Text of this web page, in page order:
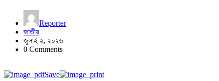
Reporter
জাতীয়
জুলাই ২, ২০২৬
0 Comments
Save